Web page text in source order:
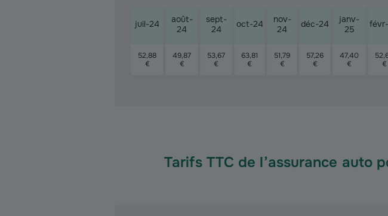
juil-24
août-
24
sept-
24
oct-24
nov-
24
déc-24
janv-
25
52,88
€
49,87
€
53,67
€
63,81
€
51,79
€
57,26
€
47,40
€
€
Tarifs TTC de l’assurance auto